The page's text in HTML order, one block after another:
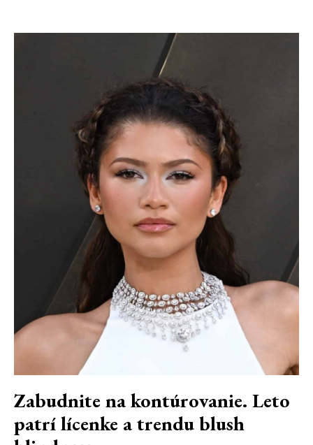
Zabudnite na kontúrovanie. Leto
patrí lícenke a trendu blush